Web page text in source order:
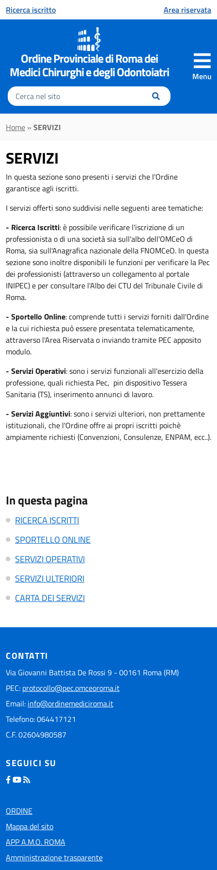
al contenuto principale
Ricerca iscritto Area riservata
Menu
Ordine Provinciale di Roma dei
Medici Chirurghi e degli Odontoiatri
Inserisci
il
testo
da
Home » SERVIZI
SERVIZI
In questa sezione sono presenti i servizi che l'Ordine
garantisce agli iscritti.
I servizi offerti sono suddivisi nelle seguenti aree tematiche:
- Ricerca Iscritti: è possibile verificare l'iscrizione di un
professionista o di una società sia sull'albo dell'OMCeO di
Roma, sia sull'Anagrafica nazionale della FNOMCeO. In questa
sezione sono inoltre disponibili le funzioni per verificare la Pec
dei professionisti (attraverso un collegamento al portale
INIPEC) e per consultare l'Albo dei CTU del Tribunale Civile di
Roma.
- Sportello Online: comprende tutti i servizi forniti dall'Ordine
e la cui richiesta può essere presentata telematicamente,
attraverso l'Area Riservata o inviando tramite PEC apposito
modulo.
- Servizi Operativi: sono i servizi funzionali all'esercizio della
professione, quali richiesta Pec, pin dispositivo Tessera
Sanitaria (TS), inserimento annunci di lavoro.
- Servizi Aggiuntivi: sono i servizi ulteriori, non prettamente
istituzionali, che l'Ordine offre ai propri iscritti poichè
ampiamente richiesti (Convenzioni, Consulenze, ENPAM, ecc..).
In questa pagina
RICERCA ISCRITTI
SPORTELLO ONLINE
SERVIZI OPERATIVI
SERVIZI ULTERIORI
CARTA DEI SERVIZI
CONTATTI
Via Giovanni Battista De Rossi 9 - 00161 Roma (RM)
PEC: protocollo@pec.omceoroma.it
Email: info@ordinemediciroma.it
Telefono: 064417121
C.F. 02604980587
SEGUICI SU
ORDINE
Mappa del sito
APP A.M.O. ROMA
Amministrazione trasparente